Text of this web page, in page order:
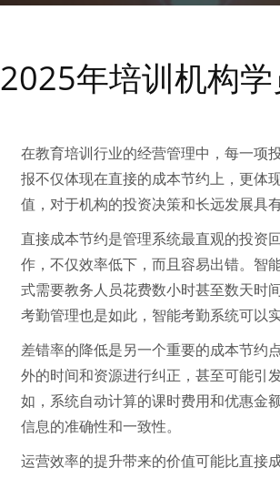
2025年培训机构
在教育培训行业的经营管理中，每一项
报不仅体现在直接的成本节约上，更体
值，对于机构的投资决策和长远发展具
直接成本节约是管理系统最直观的投资
作，不仅效率低下，而且容易出错。智
式需要教务人员花费数小时甚至数天时
考勤管理也是如此，智能考勤系统可以
差错率的降低是另一个重要的成本节约
外的时间和资源进行纠正，甚至可能引
如，系统自动计算的课时费用和优惠金
信息的准确性和一致性。
运营效率的提升带来的价值可能比直接